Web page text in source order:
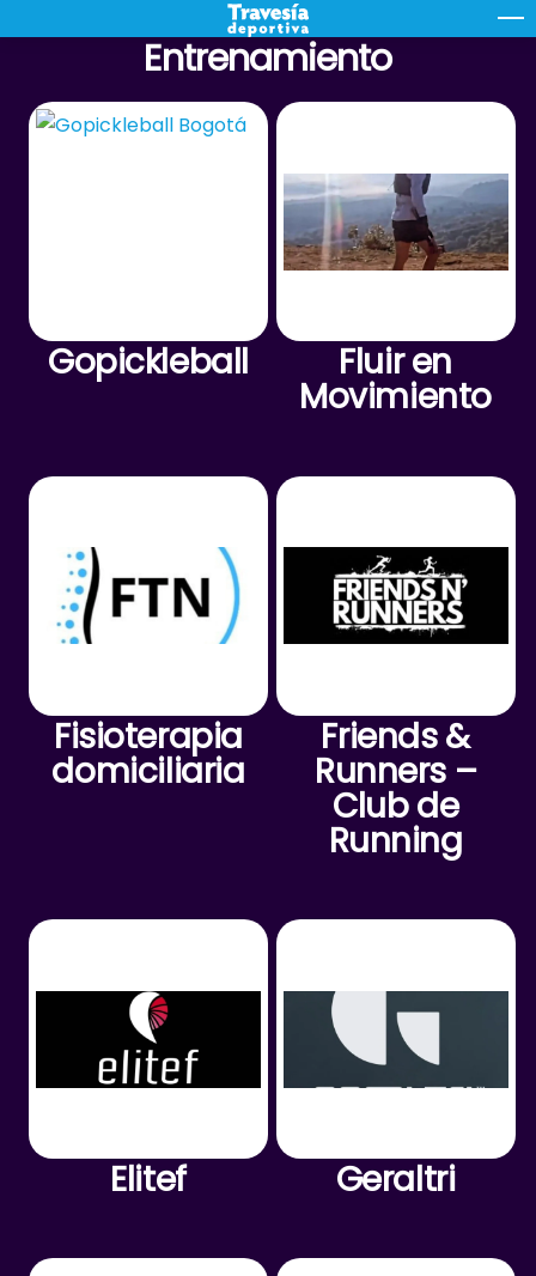
Entrenamiento
Gopickleball Fluir en
Movimiento
Fisioterapia
domiciliaria
Friends &
Runners –
Club de
Running
Elitef Geraltri